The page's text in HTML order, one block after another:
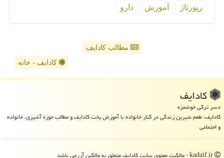
رپورتاژ
آموزش دارو
مطالب کادایف
کادایف - خانه
كادایف
دسر ترکی خوشمزه
کادایف، طعم شیرین زندگی در کنار خانواده با آموزش پخت کادایف و مطالب حوزه آشپزی، خانواده
و اجتماعی